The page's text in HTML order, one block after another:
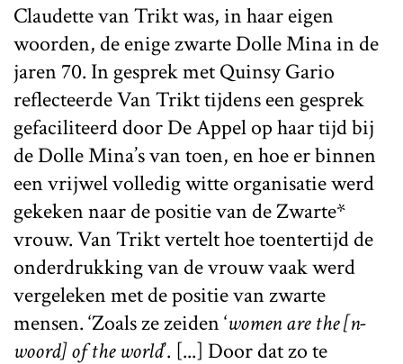
Claudette van Trikt was, in haar eigen
woorden, de enige zwarte Dolle Mina in de
jaren 70. In gesprek met Quinsy Gario
reflecteerde Van Trikt tijdens een gesprek
gefaciliteerd door De Appel op haar tijd bij
de Dolle Mina’s van toen, en hoe er binnen
een vrijwel volledig witte organisatie werd
gekeken naar de positie van de Zwarte*
vrouw. Van Trikt vertelt hoe toentertijd de
onderdrukking van de vrouw vaak werd
vergeleken met de positie van zwarte
mensen. ‘Zoals ze zeiden ‘women are the [n-
woord] of the world’. [...] Door dat zo te